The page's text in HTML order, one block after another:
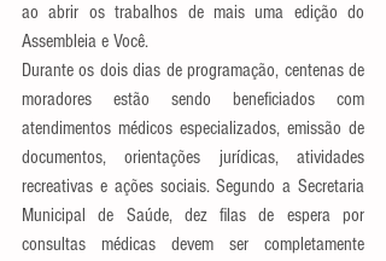
ao abrir os trabalhos de mais uma edição do
Assembleia e Você.
Durante os dois dias de programação, centenas de
moradores estão sendo beneficiados com
atendimentos médicos especializados, emissão de
documentos, orientações jurídicas, atividades
recreativas e ações sociais. Segundo a Secretaria
Municipal de Saúde, dez filas de espera por
consultas médicas devem ser completamente